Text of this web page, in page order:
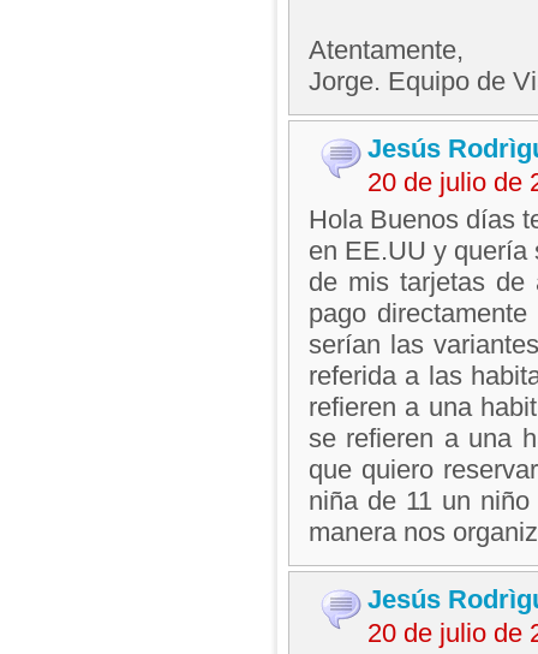
Atentamente,
Jorge. Equipo de
Jesús
20 de julio de
Hola Buenos días
en EE.UU y quería
de mis tarjetas
pago
serían las
referida a las
refieren a una
se refieren a una
que quiero
niña de 11 un
manera nos
Jesús
20 de julio de